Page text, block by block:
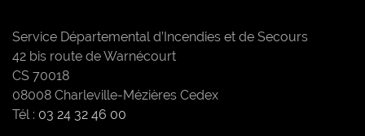
Service Départemental d’Incendies et de Secours
42 bis route de Warnécourt
CS 70018
08008 Charleville-Mézières Cedex
Tél : 03 24 32 46 00